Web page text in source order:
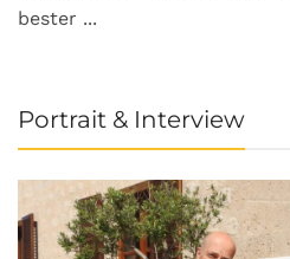
bester ...
Portrait & Interview